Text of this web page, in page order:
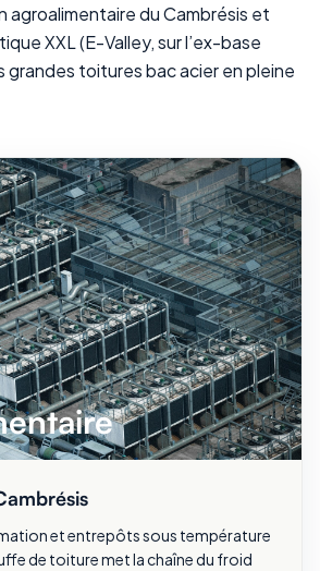
agroalimentaire du Cambrésis et
XXL (E-Valley, sur l’ex-base
toitures bac acier en pleine
et entrepôts sous température
de toiture met la chaîne du froid